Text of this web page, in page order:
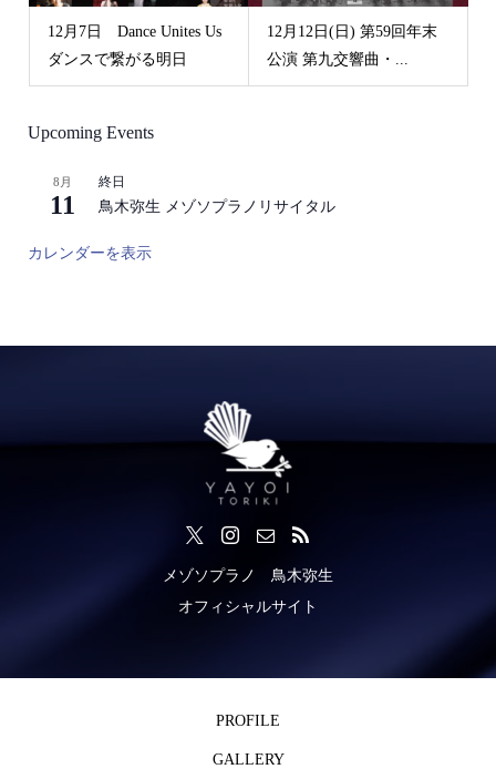
12月7日 Dance Unites Us
ダンスで繋がる明日
12月12日(日) 第59回年末
公演 第九交響曲・...
Upcoming Events
8月
11
終日
鳥木弥生 メゾソプラノリサイタル
カレンダーを表示
メゾソプラノ 鳥木弥生
オフィシャルサイト
PROFILE
GALLERY